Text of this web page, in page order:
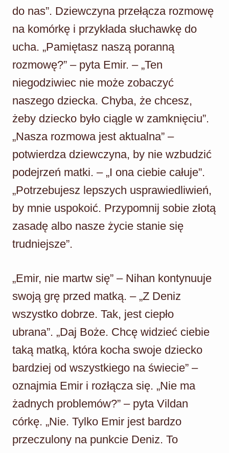
do nas”. Dziewczyna przełącza rozmowę
na komórkę i przykłada słuchawkę do
ucha. „Pamiętasz naszą poranną
rozmowę?” – pyta Emir. – „Ten
niegodziwiec nie może zobaczyć
naszego dziecka. Chyba, że chcesz,
żeby dziecko było ciągle w zamknięciu”.
„Nasza rozmowa jest aktualna” –
potwierdza dziewczyna, by nie wzbudzić
podejrzeń matki. – „I ona ciebie całuje”.
„Potrzebujesz lepszych usprawiedliwień,
by mnie uspokoić. Przypomnij sobie złotą
zasadę albo nasze życie stanie się
trudniejsze”.
„Emir, nie martw się” – Nihan kontynuuje
swoją grę przed matką. – „Z Deniz
wszystko dobrze. Tak, jest ciepło
ubrana”. „Daj Boże. Chcę widzieć ciebie
taką matką, która kocha swoje dziecko
bardziej od wszystkiego na świecie” –
oznajmia Emir i rozłącza się. „Nie ma
żadnych problemów?” – pyta Vildan
córkę. „Nie. Tylko Emir jest bardzo
przeczulony na punkcie Deniz. To